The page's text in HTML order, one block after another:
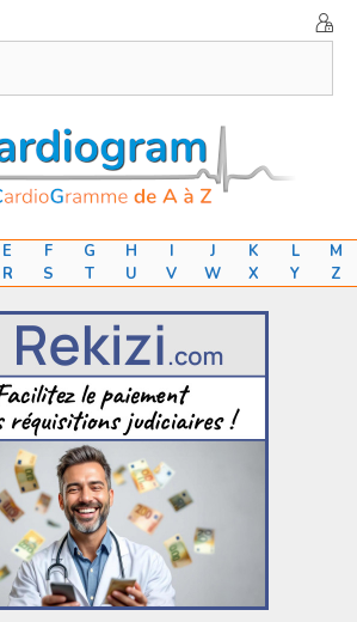
E F G H I J K L
M
R S T U V W X Y Z